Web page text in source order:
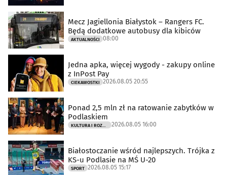
Mecz Jagiellonia Białystok – Rangers FC.
Będą dodatkowe autobusy dla kibiców
AKTUALNOŚCI 08:00
Jedna apka, więcej wygody - zakupy online
z InPost Pay
CIEKAWOSTKI 2026.08.05 20:55
Ponad 2,5 mln zł na ratowanie zabytków w
Podlaskiem
KULTURA I ROZRYWKA 2026.08.05 16:00
Białostoczanie wśród najlepszych. Trójka z
KS-u Podlasie na MŚ U-20
SPORT 2026.08.05 15:17